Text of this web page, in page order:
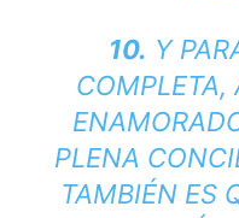
10. Y
COMPLETA,
PLENA
TAMBIÉN ES